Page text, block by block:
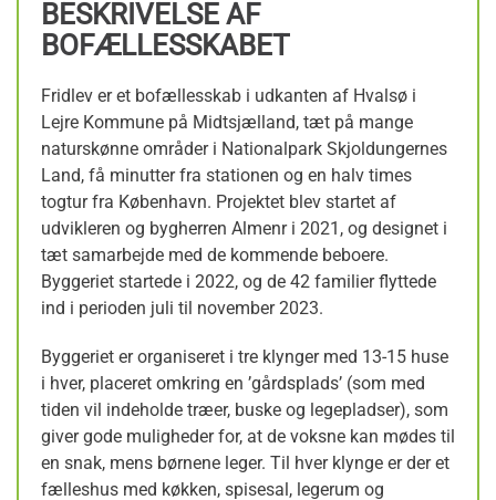
BESKRIVELSE AF
BOFÆLLESSKABET
Fridlev er et bofællesskab i udkanten af Hvalsø i
Lejre Kommune på Midtsjælland, tæt på mange
naturskønne områder i Nationalpark Skjoldungernes
Land, få minutter fra stationen og en halv times
togtur fra København. Projektet blev startet af
udvikleren og bygherren Almenr i 2021, og designet i
tæt samarbejde med de kommende beboere.
Byggeriet startede i 2022, og de 42 familier flyttede
ind i perioden juli til november 2023.
Byggeriet er organiseret i tre klynger med 13-15 huse
i hver, placeret omkring en ’gårdsplads’ (som med
tiden vil indeholde træer, buske og legepladser), som
giver gode muligheder for, at de voksne kan mødes til
en snak, mens børnene leger. Til hver klynge er der et
fælleshus med køkken, spisesal, legerum og